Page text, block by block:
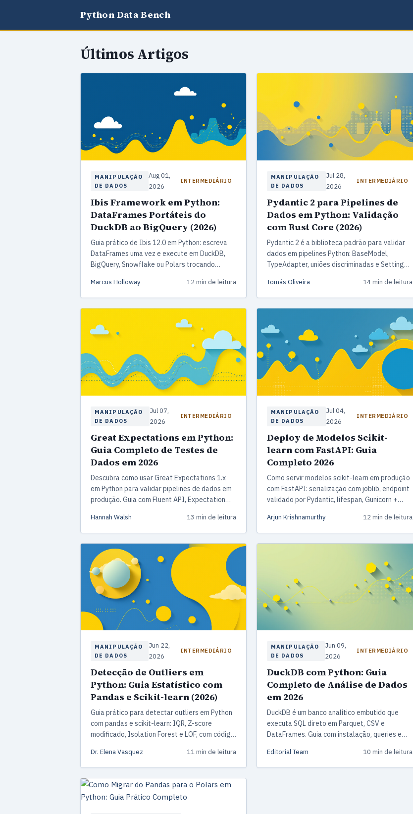
Python Data Bench
Últimos Artigos
MANIPULAÇÃO
DE DADOS
Aug 01,
2026
INTERMEDIÁRIO
Ibis Framework em Python:
DataFrames Portáteis do
DuckDB ao BigQuery (2026)
Guia prático de Ibis 12.0 em Python: escreva
DataFrames uma vez e execute em DuckDB,
BigQuery, Snowflake ou Polars trocando
Marcus Holloway 12 min de leitura
MANIPULAÇÃO
DE DADOS
Jul 28,
2026
INTERMEDIÁRIO
Pydantic 2 para Pipelines de
Dados em Python: Validação
com Rust Core (2026)
Pydantic 2 é a biblioteca padrão para validar
dados em pipelines Python: BaseModel,
TypeAdapter, uniões discriminadas e Settings
que a v1. Este guia mostra os padrões que uso
em produção em 2026.
Tomás Oliveira 14 min de leitura
MANIPULAÇÃO
DE DADOS
Jul 07,
2026
INTERMEDIÁRIO
Great Expectations em Python:
Guia Completo de Testes de
Dados em 2026
Descubra como usar Great Expectations 1.x
em Python para validar pipelines de dados em
produção. Guia com Fluent API, Expectation
Airflow, além de padrões reais para evitar
bugs em backfill.
Hannah Walsh 13 min de leitura
MANIPULAÇÃO
DE DADOS
Jul 04,
2026
INTERMEDIÁRIO
Deploy de Modelos Scikit-
learn com FastAPI: Guia
Completo 2026
Como servir modelos scikit-learn em produção
com FastAPI: serialização com joblib, endpoint
validado por Pydantic, lifespan, Gunicorn +
Arjun Krishnamurthy 12 min de leitura
MANIPULAÇÃO
DE DADOS
Jun 22,
2026
INTERMEDIÁRIO
Detecção de Outliers em
Python: Guia Estatístico com
Pandas e Scikit-learn (2026)
Guia prático para detectar outliers em Python
com pandas e scikit-learn: IQR, Z-score
modificado, Isolation Forest e LOF, com código
Dr. Elena Vasquez 11 min de leitura
MANIPULAÇÃO
DE DADOS
Jun 09,
2026
INTERMEDIÁRIO
DuckDB com Python: Guia
Completo de Análise de Dados
em 2026
DuckDB é um banco analítico embutido que
executa SQL direto em Parquet, CSV e
DataFrames. Guia com instalação, queries e
Editorial Team 10 min de leitura